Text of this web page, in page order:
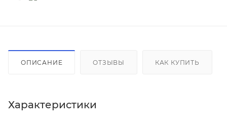
ОПИСАНИЕ ОТЗЫВЫ КАК КУПИТЬ
Характеристики